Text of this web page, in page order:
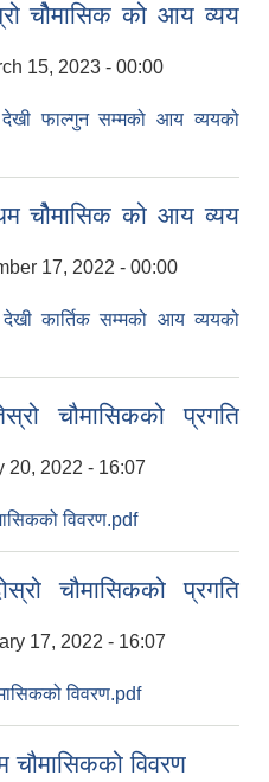
चौेमासिक को आय व्यय
15, 2023 - 00:00
फाल्गुन सम्मको आय व्ययको
चौेमासिक को आय व्यय
17, 2022 - 00:00
कार्तिक सम्मको आय व्ययको
चौमासिकको प्रगति
20, 2022 - 16:07
विवरण.pdf
चौमासिकको प्रगति
17, 2022 - 16:07
विवरण.pdf
विवरण